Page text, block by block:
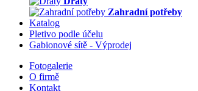
Zahradní potřeby
Katalog
Pletivo podle účelu
Gabionové sítě - Výprodej
Fotogalerie
O firmě
Kontakt